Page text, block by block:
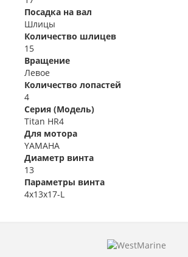
Посадка на вал
Шлицы
Количество шлицев
15
Вращение
Левое
Количество лопастей
4
Серия (Модель)
Titan HR4
Для мотора
YAMAHA
Диаметр винта
13
Параметры винта
4x13x17-L